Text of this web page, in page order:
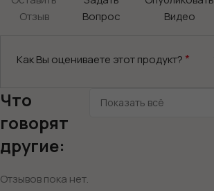
Отзыв
Вопрос
Видео
Как Вы оцениваете этот продукт? *
Что
говорят
другие:
Отзывов пока нет.